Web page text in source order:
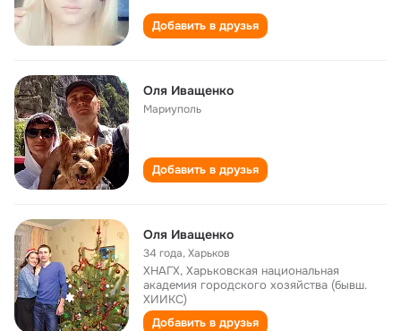
Добавить в друзья
Оля Иващенко
Мариуполь
Добавить в друзья
Оля Иващенко
34 года,Харьков
ХНАГХ, Харьковская национальная
академия городского хозяйства (бывш.
ХИИКС)
Добавить в друзья